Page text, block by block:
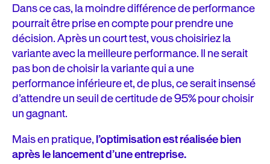
Dans ce cas, la moindre différence de performance
pourrait être prise en compte pour prendre une
décision. Après un court test, vous choisiriez la
variante avec la meilleure performance. Il ne serait
pas bon de choisir la variante qui a une
performance inférieure et, de plus, ce serait insensé
d’attendre un seuil de certitude de 95% pour choisir
un gagnant.
Mais en pratique,l’optimisation est réalisée bien
après le lancement d’une entreprise.